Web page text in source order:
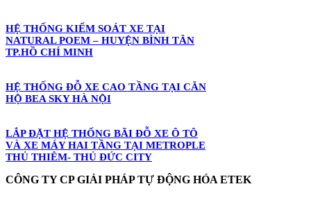
HỆ THỐNG KIỂM SOÁT XE TẠI
NATURAL POEM – HUYỆN BÌNH TÂN
TP.HỒ CHÍ MINH
HỆ THỐNG ĐỖ XE CAO TẦNG TẠI CĂN
HỘ BEA SKY HÀ NỘI
LẮP ĐẶT HỆ THỐNG BÃI ĐỖ XE Ô TÔ
VÀ XE MÁY HAI TẦNG TẠI METROPLE
THỦ THIÊM- THỦ ĐỨC CITY
CÔNG TY CP GIẢI PHÁP TỰ ĐỘNG HÓA ETEK